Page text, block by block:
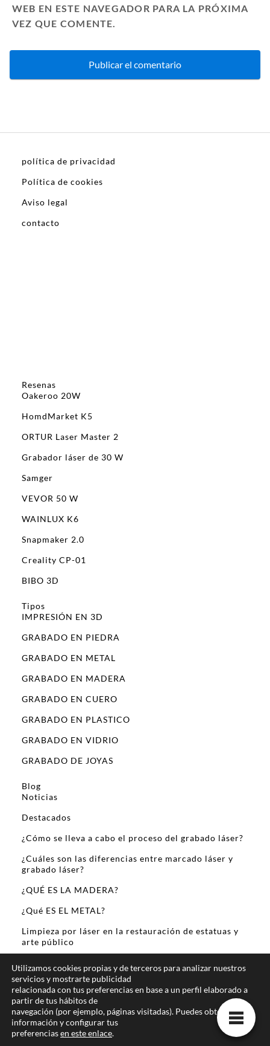
WEB EN ESTE NAVEGADOR PARA LA PRÓXIMA
VEZ QUE COMENTE.
política de privacidad
Política de cookies
Aviso legal
contacto
Resenas
Oakeroo 20W
HomdMarket K5
ORTUR Laser Master 2
Grabador láser de 30 W
Samger
VEVOR 50 W
WAINLUX K6
Snapmaker 2.0
Creality CP-01
BIBO 3D
Tipos
IMPRESIÓN EN 3D
GRABADO EN PIEDRA
GRABADO EN METAL
GRABADO EN MADERA
GRABADO EN CUERO
GRABADO EN PLASTICO
GRABADO EN VIDRIO
GRABADO DE JOYAS
Blog
Noticias
Destacados
¿Cómo se lleva a cabo el proceso del grabado láser?
¿Cuáles son las diferencias entre marcado láser y
grabado láser?
¿QUÉ ES LA MADERA?
¿Qué ES EL METAL?
Limpieza por láser en la restauración de estatuas y
arte público
Sobre Mi
Te ofrecemos la mejor informacion online
Utilizamos cookies propias y de terceros para analizar nuestros
servicios y mostrarte publicidad
relacionada con tus preferencias en base a un perfil elaborado a
partir de tus hábitos de
navegación (por ejemplo, páginas visitadas). Puedes obtener más
información y configurar tus
preferenciasen este enlace.